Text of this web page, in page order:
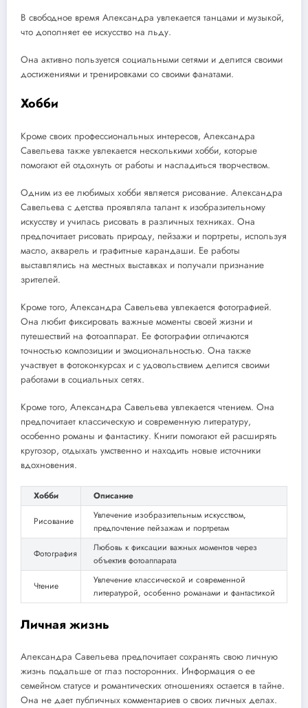
В свободное время Александра увлекается танцами и музыкой,
что дополняет ее искусство на льду.
Она активно пользуется социальными сетями и делится своими
достижениями и тренировками со своими фанатами.
Хобби
Кроме своих профессиональных интересов, Александра
Савельева также увлекается несколькими хобби, которые
помогают ей отдохнуть от работы и насладиться творчеством.
Одним из ее любимых хобби является рисование. Александра
Савельева с детства проявляла талант к изобразительному
искусству и училась рисовать в различных техниках. Она
предпочитает рисовать природу, пейзажи и портреты, используя
масло, акварель и графитные карандаши. Ее работы
выставлялись на местных выставках и получали признание
зрителей.
Кроме того, Александра Савельева увлекается фотографией.
Она любит фиксировать важные моменты своей жизни и
путешествий на фотоаппарат. Ее фотографии отличаются
точностью композиции и эмоциональностью. Она также
участвует в фотоконкурсах и с удовольствием делится своими
работами в социальных сетях.
Кроме того, Александра Савельева увлекается чтением. Она
предпочитает классическую и современную литературу,
особенно романы и фантастику. Книги помогают ей расширять
кругозор, отдыхать умственно и находить новые источники
вдохновения.
Хобби Описание
Рисование
Увлечение изобразительным искусством,
предпочтение пейзажам и портретам
Фотография
Любовь к фиксации важных моментов через
объектив фотоаппарата
Чтение
Увлечение классической и современной
литературой, особенно романами и фантастикой
Личная жизнь
Александра Савельева предпочитает сохранять свою личную
жизнь подальше от глаз посторонних. Информация о ее
семейном статусе и романтических отношениях остается в тайне.
Она не дает публичных комментариев о своих личных делах.